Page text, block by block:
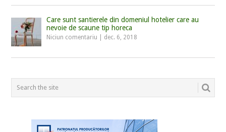
Care sunt santierele din domeniul hotelier care au
nevoie de scaune tip horeca
Niciun comentariu dec. 6, 2018